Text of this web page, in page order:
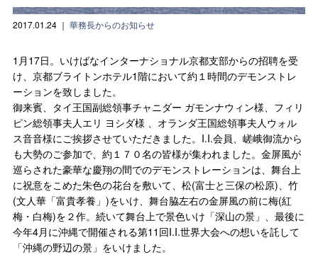
2017.01.24｜ 華務長からのお知らせ
1月17日。いけばなインターナショナル京都支部からの招聘を受
け、京都ブライトンホテル1階において約１時間のデモンストレ
ーションを致しました。
御来賓、タイ王国副総領事チャニダー ガモンナウィン様、フィリ
ピン総領事夫人エリ ヨシダ様 、オランダ王国総領事夫人ウォル
ス音音様にご挨拶させていただきました。I.I.会員、嵯峨御流から
も大勢のご参加で、約１７０名の皆様が集われました。金屏風が
巡らされた豪華な慶翔の間でのデモンストレーションは、舞台上
に祝意をこめた朱色の花台を敷いて、松(富士と三保の松原)、竹
(文人華「富貴孝養」)をいけ、舞台脇左右の金屏風の前に梅(紅
梅・白梅)を２作。続いて舞台上で景色いけ「深山の景」、最後に
今年4月に沖縄で開催される第11回I.I.世界大会への想いを託して
「沖縄の野辺の景」をいけました。